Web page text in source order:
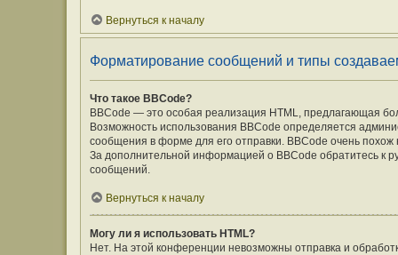
Вернуться к началу
Форматирование сообщений и типы
Что такое BBCode?
BBCode — это особая реализация HTML, предлагающая
Возможность использования BBCode определяется
сообщения в форме для его отправки. BBCode очень похож
За дополнительной информацией о BBCode обратитесь к
сообщений.
Вернуться к началу
Могу ли я использовать HTML?
Нет. На этой конференции невозможны отправка и